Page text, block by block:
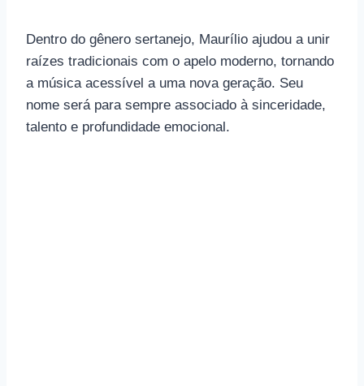
Dentro do gênero sertanejo, Maurílio ajudou a unir
raízes tradicionais com o apelo moderno, tornando
a música acessível a uma nova geração. Seu
nome será para sempre associado à sinceridade,
talento e profundidade emocional.